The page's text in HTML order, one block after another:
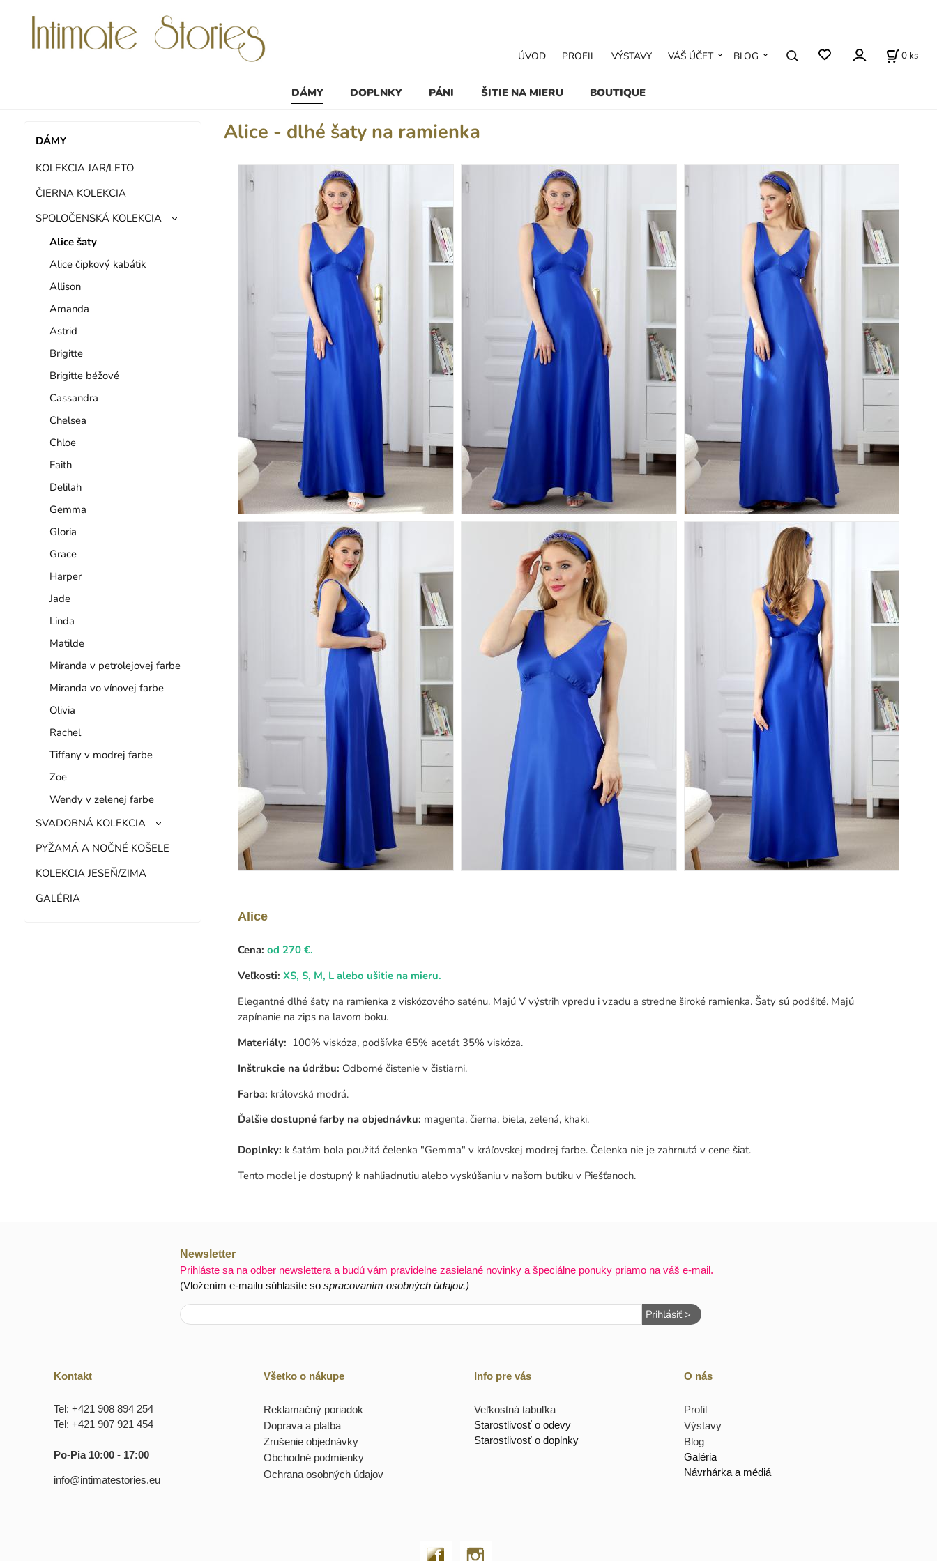
DÁMY DOPLNKY PÁNI ŠITIE NA MIERU BOUTIQUE
ÚVOD PROFIL VÝSTAVY VÁŠ ÚČET BLOG 0 ks
DÁMY
KOLEKCIA JAR/LETO
ČIERNA KOLEKCIA
SPOLOČENSKÁ KOLEKCIA
Alice šaty
Alice čipkový kabátik
Allison
Amanda
Astrid
Brigitte
Brigitte béžové
Cassandra
Chelsea
Chloe
Faith
Delilah
Gemma
Gloria
Grace
Harper
Jade
Linda
Matilde
Miranda v petrolejovej farbe
Miranda vo vínovej farbe
Olivia
Rachel
Tiffany v modrej farbe
Zoe
Wendy v zelenej farbe
SVADOBNÁ KOLEKCIA
PYŽAMÁ A NOČNÉ KOŠELE
KOLEKCIA JESEŇ/ZIMA
GALÉRIA
Alice - dlhé šaty na ramienka
Alice
Cena: od 270 €.
Veľkosti: XS, S, M, L alebo ušitie na mieru.
Elegantné dlhé šaty na ramienka z viskózového saténu. Majú V výstrih vpredu i vzadu a stredne široké ramienka. Šaty sú podšité. Majú
zapínanie na zips na ľavom boku.
Materiály: 100% viskóza, podšívka 65% acetát 35% viskóza.
Inštrukcie na údržbu: Odborné čistenie v čistiarni.
Farba: kráľovská modrá.
Ďalšie dostupné farby na objednávku: magenta, čierna, biela, zelená, khaki.
Doplnky: k šatám bola použitá čelenka "Gemma" v kráľovskej modrej farbe. Čelenka nie je zahrnutá v cene šiat.
Tento model je dostupný k nahliadnutiu alebo vyskúšaniu v našom butiku v Piešťanoch.
Newsletter
Prihláste sa na odber newslettera a budú vám pravidelne zasielané novinky a špeciálne ponuky priamo na váš e-mail.
(Vložením e-mailu súhlasíte so spracovaním osobných údajov.)
Prihlásiť >
Kontakt
Tel: +421 908 894 254
Tel: +421 907 921 454
Po-Pia 10:00 - 17:00
info@intimatestories.eu
Všetko o nákupe
Reklamačný poriadok
Doprava a platba
Zrušenie objednávky
Obchodné podmienky
Ochrana osobných údajov
Info pre vás
Veľkostná tabuľka
Starostlivosť o odevy
Starostlivosť o doplnky
O nás
Profil
Výstavy
Blog
Galéria
Návrhárka a médiá